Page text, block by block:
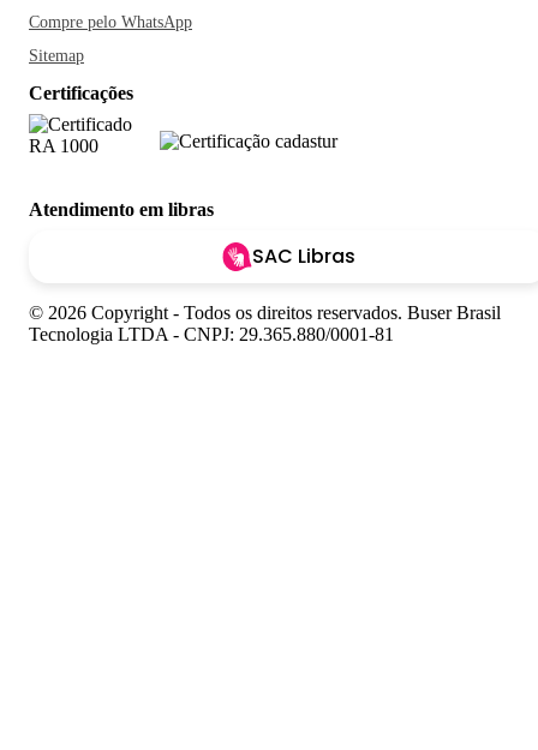
Compre pelo WhatsApp
Sitemap
Certificações
Atendimento em libras
SAC Libras
© 2026 Copyright - Todos os direitos reservados. Buser Brasil
Tecnologia LTDA - CNPJ: 29.365.880/0001-81